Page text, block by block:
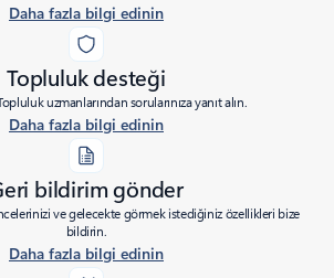
Daha fazla bilgi edinin
Topluluk desteği
uzmanlarından sorularınıza yanıt alın.
Daha fazla bilgi edinin
bildirim gönder
ve gelecekte görmek istediğiniz özellikleri bize
bildirin.
Daha fazla bilgi edinin